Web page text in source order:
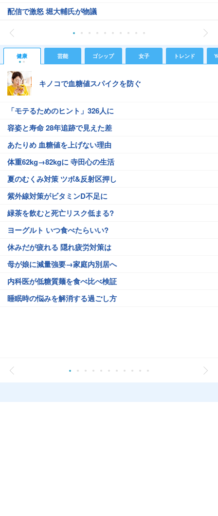
配信で激怒 堀大輔氏が物議
健康 芸能 ゴシップ 女子 トレンド
キノコで血糖値スパイクを防ぐ
「モテるためのヒント」326人に
容姿と寿命 28年追跡で見えた差
あたりめ 血糖値を上げない理由
体重62kg→82kgに 寺田心の生活
夏のむくみ対策 ツボ&反射区押し
紫外線対策がビタミンD不足に
緑茶を飲むと死亡リスク低まる?
ヨーグルト いつ食べたらいい?
休みだが疲れる 隠れ疲労対策は
母が娘に減量強要→家庭内別居へ
内科医が低糖質麺を食べ比べ検証
睡眠時の悩みを解消する過ごし方